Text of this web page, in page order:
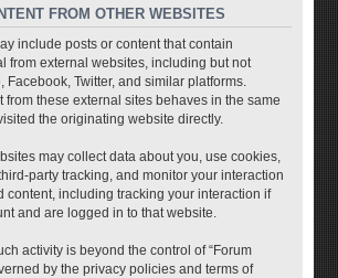
FROM OTHER WEBSITES
include posts or content that contain
from external websites, including but not
Facebook, Twitter, and similar platforms.
from these external sites behaves in the same
the originating website directly.
may collect data about you, use cookies,
party tracking, and monitor your interaction
content, including tracking your interaction if
and are logged in to that website.
activity is beyond the control of “Forum
by the privacy policies and terms of